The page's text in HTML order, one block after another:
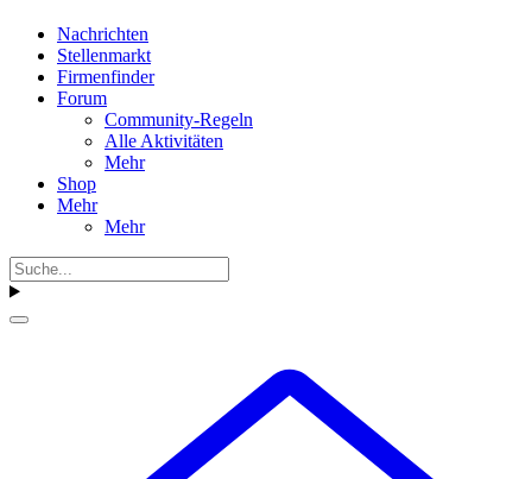
Nachrichten
Stellenmarkt
Firmenfinder
Forum
Community-Regeln
Alle Aktivitäten
Mehr
Shop
Mehr
Mehr